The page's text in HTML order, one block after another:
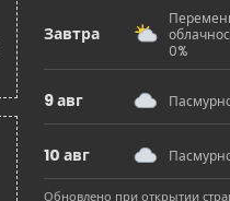
Завтра
0%
9 авг
10 авг
Обновлено при открытии